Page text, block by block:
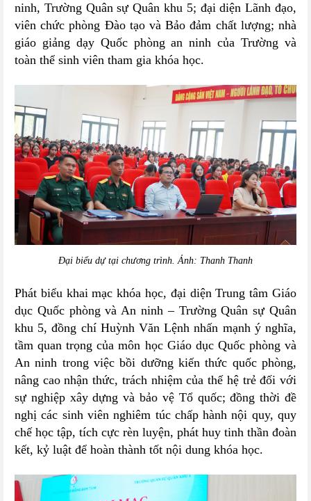
ninh, Trường Quân sự Quân khu 5; đại diện Lãnh đạo,
viên chức phòng Đào tạo và Bảo đảm chất lượng; nhà
giáo giảng dạy Quốc phòng an ninh của Trường và
toàn thể sinh viên tham gia khóa học.
Đại biểu dự tại chương trình. Ảnh: Thanh Thanh
Phát biểu khai mạc khóa học, đại diện Trung tâm Giáo
dục Quốc phòng và An ninh – Trường Quân sự Quân
khu 5, đồng chí Huỳnh Văn Lệnh nhấn mạnh ý nghĩa,
tầm quan trọng của môn học Giáo dục Quốc phòng và
An ninh trong việc bồi dưỡng kiến thức quốc phòng,
nâng cao nhận thức, trách nhiệm của thế hệ trẻ đối với
sự nghiệp xây dựng và bảo vệ Tổ quốc; đồng thời đề
nghị các sinh viên nghiêm túc chấp hành nội quy, quy
chế học tập, tích cực rèn luyện, phát huy tinh thần đoàn
kết, kỷ luật để hoàn thành tốt nội dung khóa học.